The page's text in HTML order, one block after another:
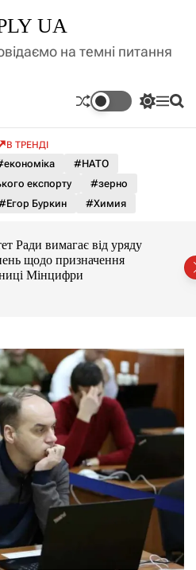
UA
на темні питання
П
к
а
о
л
ь
г
о
р
е
ж
и
м
у
М П
В ТРЕНДІ
#НАТО
експорту
#зерно
Буркин #Химия
Ради вимагає від уряду
щодо призначення
Мінцифри